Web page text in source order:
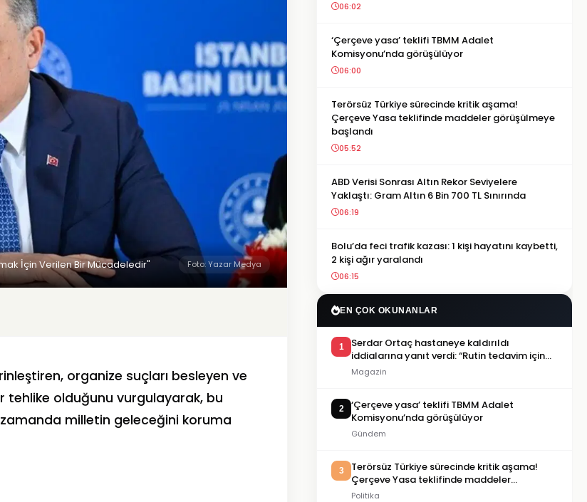
İçin Verilen Bir Mücadeledir" Foto: Yazar Medya
organize suçları besleyen ve
tehlike olduğunu vurgulayarak, bu
milletin geleceğini koruma
06:02
‘Çerçeve yasa’ teklifi TBMM Adalet
Komisyonu’nda görüşülüyor
06:00
Terörsüz Türkiye sürecinde kritik aşama!
Çerçeve Yasa teklifinde maddeler görüşülmeye
başlandı
05:52
ABD Verisi Sonrası Altın Rekor Seviyelere
Yaklaştı: Gram Altın 6 Bin 700 TL Sınırında
06:19
Bolu’da feci trafik kazası: 1 kişi hayatını kaybetti,
2 kişi ağır yaralandı
06:15
EN ÇOK OKUNANLAR
1
Serdar Ortaç hastaneye kaldırıldı
iddialarına yanıt verdi: “Rutin tedavim için
buradayım”
Magazin
2
‘Çerçeve yasa’ teklifi TBMM Adalet
Komisyonu’nda görüşülüyor
Gündem
3
Terörsüz Türkiye sürecinde kritik aşama!
Çerçeve Yasa teklifinde maddeler
görüşülmeye başlandı
Politika